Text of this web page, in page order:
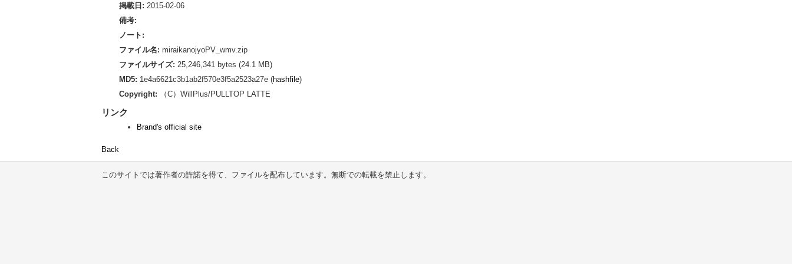
掲載日: 2015-02-06
備考:
ノート:
ファイル名: miraikanojyoPV_wmv.zip
ファイルサイズ: 25,246,341 bytes (24.1 MB)
MD5: 1e4a6621c3b1ab2f570e3f5a2523a27e (hashfile)
Copyright: （C）WillPlus/PULLTOP LATTE
リンク
Brand's official site
Back
このサイトでは著作者の許諾を得て、ファイルを配布しています。無断での転載を禁止します。